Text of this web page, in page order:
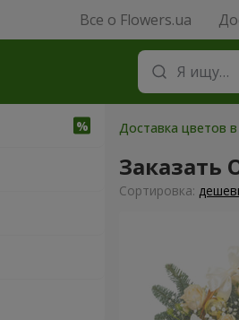
Все о Flowers.ua
Доставка цветов
Заказать
Cортировка: